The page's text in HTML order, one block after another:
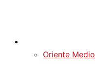
Oriente Medio